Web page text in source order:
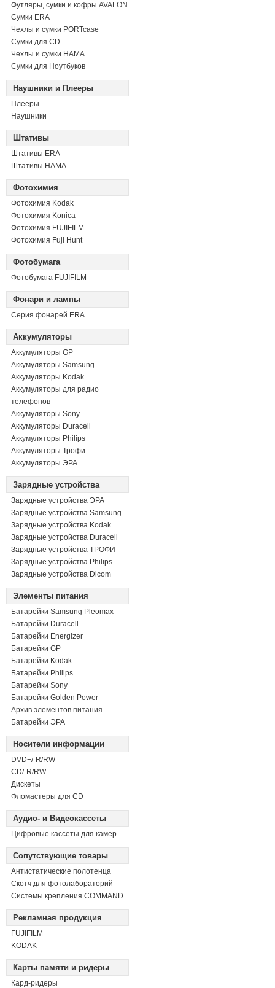
Футляры, сумки и кофры AVALON
Сумки ERA
Чехлы и сумки PORTcase
Сумки для CD
Чехлы и сумки HAMA
Сумки для Ноутбуков
Наушники и Плееры
Плееры
Наушники
Штативы
Штативы ERA
Штативы HAMA
Фотохимия
Фотохимия Kodak
Фотохимия Konica
Фотохимия FUJIFILM
Фотохимия Fuji Hunt
Фотобумага
Фотобумага FUJIFILM
Фонари и лампы
Серия фонарей ERA
Аккумуляторы
Аккумуляторы GP
Аккумуляторы Samsung
Аккумуляторы Kodak
Аккумуляторы для радио
телефонов
Аккумуляторы Sony
Аккумуляторы Duracell
Аккумуляторы Philips
Аккумуляторы Трофи
Аккумуляторы ЭРА
Зарядные устройства
Зарядные устройства ЭРА
Зарядные устройства Samsung
Зарядные устройства Kodak
Зарядные устройства Duracell
Зарядные устройства ТРОФИ
Зарядные устройства Philips
Зарядные устройства Dicom
Элементы питания
Батарейки Samsung Pleomax
Батарейки Duracell
Батарейки Energizer
Батарейки GP
Батарейки Kodak
Батарейки Philips
Батарейки Sony
Батарейки Golden Power
Архив элементов питания
Батарейки ЭРА
Носители информации
DVD+/-R/RW
СD/-R/RW
Дискеты
Фломастеры для CD
Аудио- и Видеокассеты
Цифровые кассеты для камер
Сопутствующие товары
Антистатические полотенца
Скотч для фотолабораторий
Системы крепления COMMAND
Рекламная продукция
FUJIFILM
KODAK
Карты памяти и ридеры
Кард-ридеры